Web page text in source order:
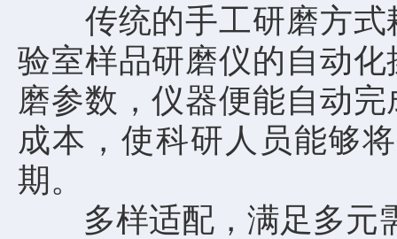
传统的手工研磨方式
验室样品研磨仪的自动
磨参数，仪器便能自动
成本，使科研人员能够
期。
多样适配，满足多元